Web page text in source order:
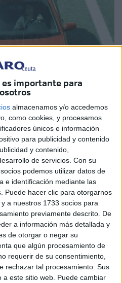
importante para
almacenamos y/o accedemos
como cookies, y procesamos
únicos e información
para publicidad y contenido
y contenido,
de servicios. Con su
podemos utilizar datos de
e identificación mediante las
Puede hacer clic para otorgarnos
a nuestros 1733 socios para
previamente descrito. De
a información más detallada y
de otorgar o negar su
que algún procesamiento de
requerir de su consentimiento,
rechazar tal procesamiento. Sus
a este sitio web. Puede cambiar
de Semana Santa para
DGTha puesto en marcha
viernes, la primera fase de
de Semana Santa, que se
horas del domingo 14.
es ordenar, regular y
de desplazamientos de
durante estos dos días y